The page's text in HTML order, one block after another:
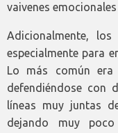
vaivenes
Adicionalmente,
especialmente para
Lo más común
defendiéndose con
líneas muy juntas
dejando muy